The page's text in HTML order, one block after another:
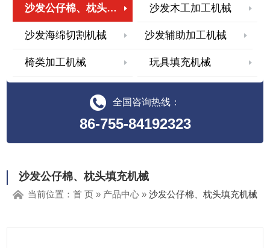
沙发公仔棉、枕头填充机械 沙发木工加工机械
沙发海绵切割机械 沙发辅助加工机械
椅类加工机械 玩具填充机械
全国咨询热线：
86-755-84192323
沙发公仔棉、枕头填充机械
当前位置：首 页 » 产品中心 »沙发公仔棉、枕头填充机械